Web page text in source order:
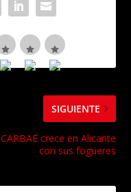
SIGUIENTE
CARBAE crece en Alicante
con sus fogueres